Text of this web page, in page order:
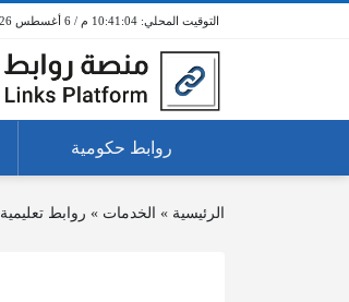
10:41:04 م / 6 أغسطس 2026
روابط حكومية
الرئيسية » الخدمات » روابط تعليمية